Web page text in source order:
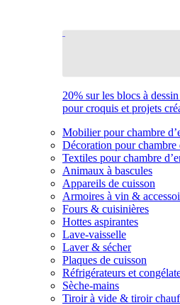
20% sur les blocs à
pour croquis et projets
Mobilier pour chambre
Décoration pour chambre
Textiles pour chambre
Animaux à bascules
Appareils de cuisson
Armoires à vin &
Fours & cuisinières
Hottes aspirantes
Lave-vaisselle
Laver & sécher
Plaques de cuisson
Réfrigérateurs et
Sèche-mains
Tiroir à vide & tiroir